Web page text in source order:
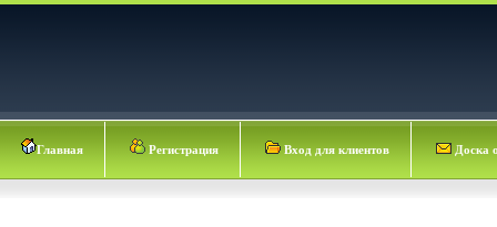
Главная Регистрация Вход для клиентов Доска